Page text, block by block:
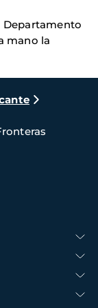
Departamento
mano la